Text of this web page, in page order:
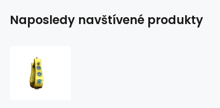
Naposledy navštívené produkty